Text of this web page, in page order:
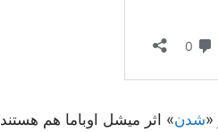
«شدن» اثر میشل اوباما هم هستند